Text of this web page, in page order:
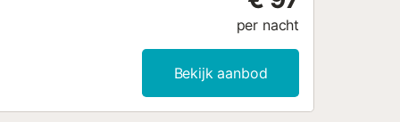
per nacht
Bekijk aanbod